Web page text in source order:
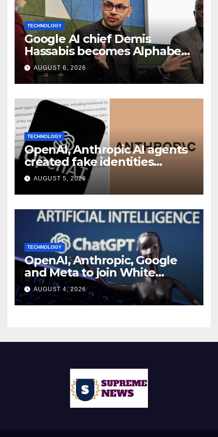
TECHNOLOGY
Google AI chief Demis
Hassabis becomes Alphabet
chief scientist in leadership
shakeup
AUGUST 6, 2026
TECHNOLOGY
OpenAI, Anthropic AI agents
created fake identities
during UK cyber tests:
Report
AUGUST 5, 2026
TECHNOLOGY
OpenAI, Anthropic, Google
and Meta to join White
House AI security meeting
AUGUST 4, 2026